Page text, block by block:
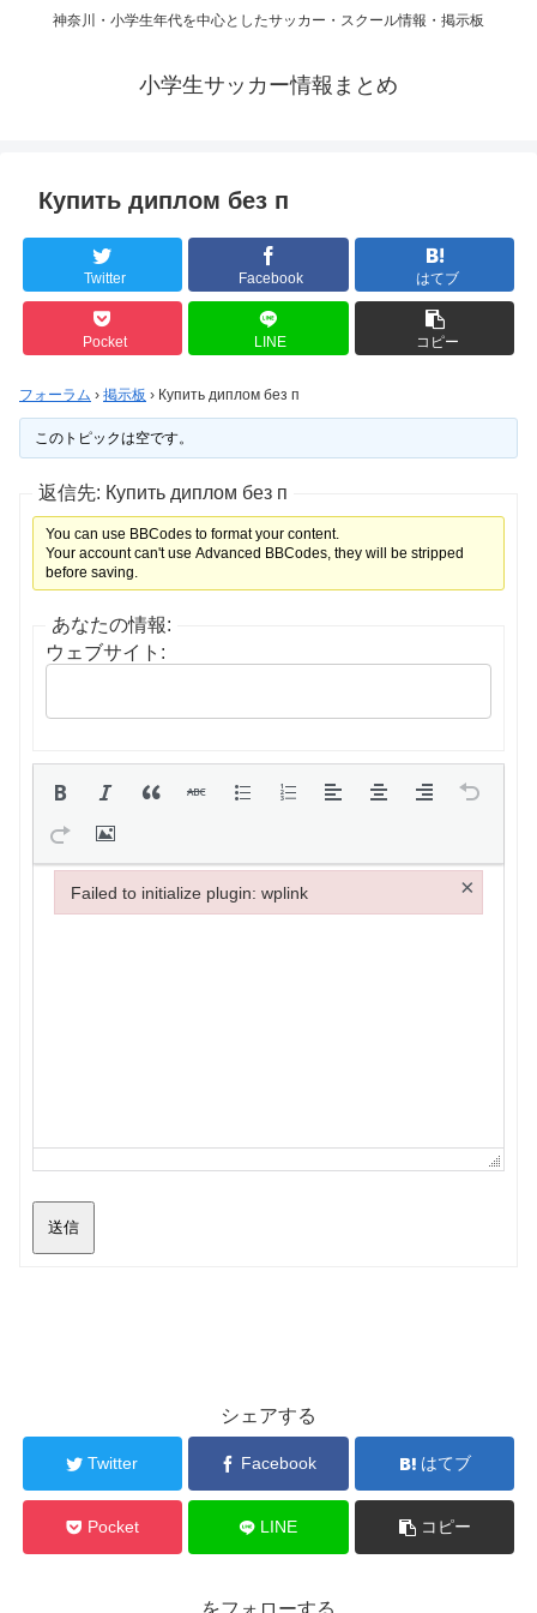
神奈川・小学生年代を中心としたサッカー・スクール情報・掲示板
小学生サッカー情報まとめ
Купить диплом без п
Twitter Facebook はてブ
Pocket LINE コピー
フォーラム › 掲示板 › Купить диплом без п
このトピックは空です。
返信先: Купить диплом без п
You can use BBCodes to format your content.
Your account can't use Advanced BBCodes, they will be stripped
before saving.
あなたの情報:
ウェブサイト:
送信
シェアする
Twitter Facebook はてブ
Pocket LINE コピー
Failed to initialize plugin: wplink ×
Failed to initialize plugin: wplink